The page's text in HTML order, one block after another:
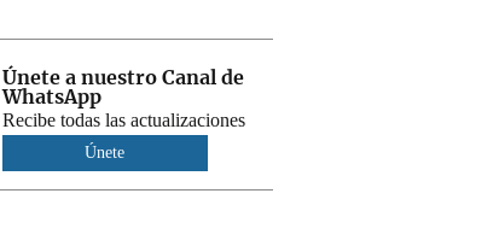
Únete a nuestro Canal de
WhatsApp
Recibe todas las actualizaciones
Únete